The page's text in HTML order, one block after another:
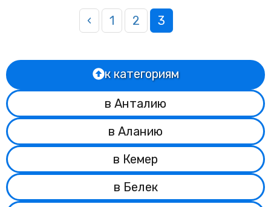
‹ 1 2 3
к категориям
в Анталию
в Аланию
в Кемер
в Белек